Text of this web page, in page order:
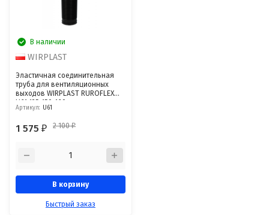
В наличии
WIRPLAST
Эластичная соединительная
труба для вентиляционных
выходов WIRPLAST RUROFLEX
U61 125-150-160
Артикул: U61
1 575₽ 2 100₽
В корзину
Быстрый заказ